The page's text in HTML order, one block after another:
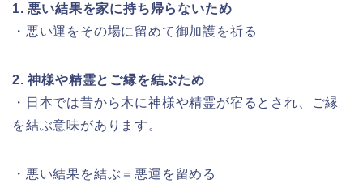
1. 悪い結果を家に持ち帰らないため
・悪い運をその場に留めて御加護を祈る
2. 神様や精霊とご縁を結ぶため
・日本では昔から木に神様や精霊が宿るとされ、ご縁
を結ぶ意味があります。
・悪い結果を結ぶ＝悪運を留める